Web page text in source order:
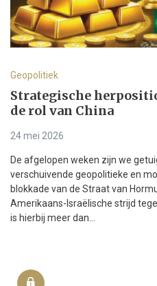
Geopolitiek
Strategische
de rol van China
24 mei 2026
De afgelopen weken zijn we
verschuivende geopolitieke en
blokkade van de Straat van
Amerikaans-Israëlische strijd
is hierbij meer dan...